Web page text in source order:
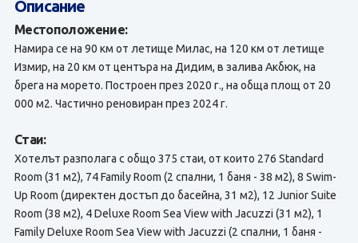
Описание
Местоположение:
Намира се на 90 км от летище Милас, на 120 км от летище
Измир, на 20 км от центъра на Дидим, в залива Акбюк, на
брега на морето. Построен през 2020 г., на обща площ от 20
000 м2. Частично реновиран през 2024 г.
Стаи:
Хотелът разполага с общо 375 стаи, от които 276 Standard
Room (31 м2), 74 Family Room (2 спални, 1 баня - 38 м2), 8 Swim-
Up Room (директен достъп до басейна, 31 м2), 12 Junior Suite
Room (38 м2), 4 Deluxe Room Sea View with Jacuzzi (31 м2), 1
Family Deluxe Room Sea View with Jacuzzi (2 спални, 1 баня -